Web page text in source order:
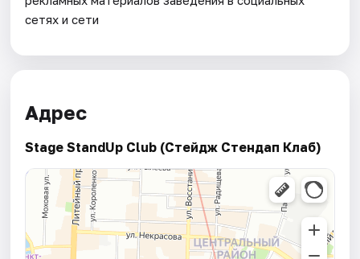
сетях и сети
Адрес
Stage StandUp Club (Стейдж Стендап Клаб)